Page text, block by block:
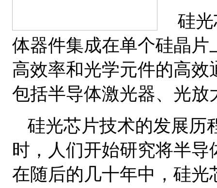
硅
体器件集成在单个硅晶
高效率和光学元件的高
包括半导体激光器、光
硅光芯片技术的发展历
时，人们开始研究将半
在随后的几十年中，硅